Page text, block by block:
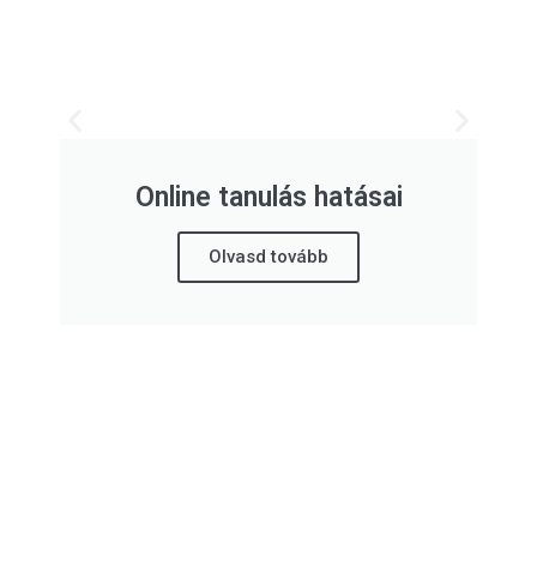
Online tanulás hatásai
Olvasd tovább